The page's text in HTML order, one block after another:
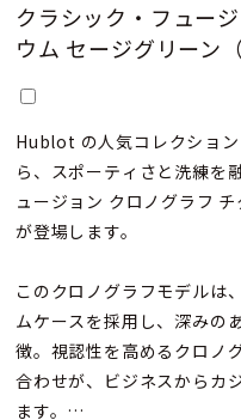
クラシック・フュー
ウム セージグリーン
Hublot の人気コレクショ
ら、スポーティさと洗練を
ュージョン クロノグラフ
が登場します。
このクロノグラフモデルは
ムケースを採用し、深みの
徴。視認性を高めるクロノ
合わせが、ビジネスからカ
ます。